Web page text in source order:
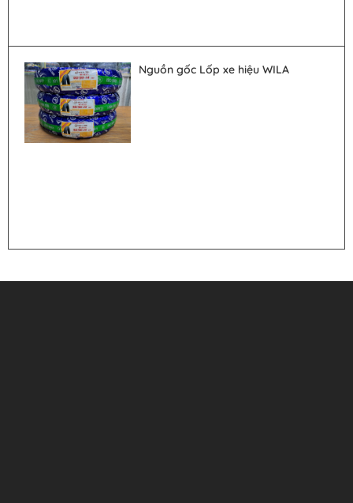
Nguồn gốc Lốp xe hiệu WILA